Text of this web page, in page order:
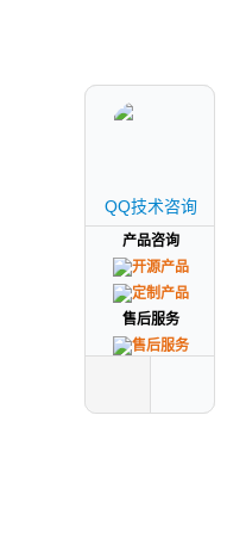
QQ技术咨询
产品咨询
售后服务
QQ技术咨询
产品咨询
售后服务